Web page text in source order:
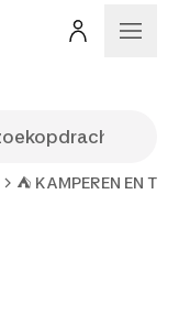
⛺ KAMPEREN EN